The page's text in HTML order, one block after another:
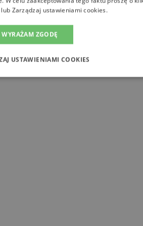
Zarządzaj ustawieniami cookies.
WYRAŻAM ZGODĘ
USTAWIENIAMI COOKIES